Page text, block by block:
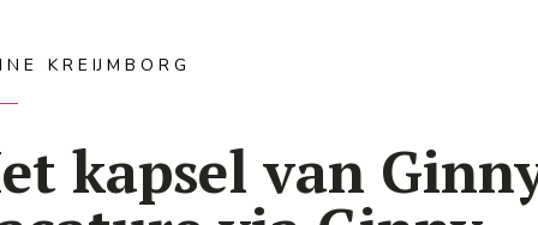
KREIJMBORG
kapsel van